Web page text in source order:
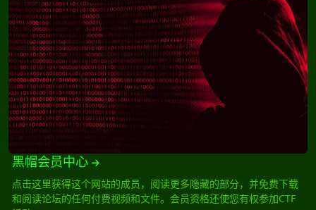
黑帽会员中心
点击这里获得这个网站的成员，阅读更多隐藏的部分，并免费下载
和阅读论坛的任何付费视频和文件。会员资格还使您有权参加CTF